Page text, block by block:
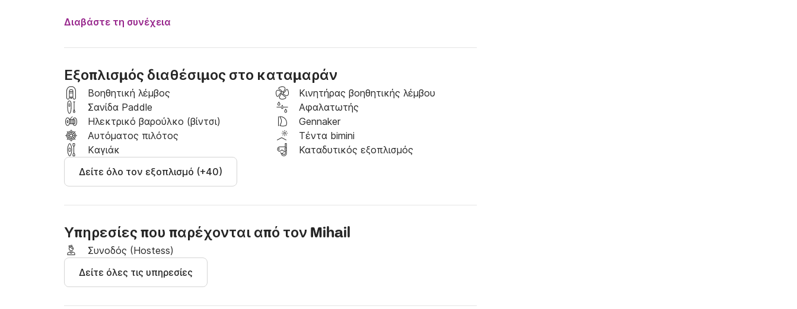
Αυτό το καλά ισορροπημένο καταμαράν φιλοξενεί έως και 8 άτομα σε 4 διπλές
πανοραμικά παράθυρα πλημμυρίζουν το σαλόνι με φυσικό φως, ενώ η απρόσκοπτη
Σχεδιασμένο για εύκολο χειρισμό, όλα τα χειριστήρια ιστιοπλοΐας είναι κεντρικά στο
τιμόνι, καθιστώντας το ιδανικό τόσο για έμπειρους ιστιοπλόους όσο και για αρχάριους.
Οι διπλοί κινητήρες, τα σταθερά κύτη και η βελτιστοποιημένη απόδοση των πανιών
εξασφαλίζουν μια ομαλή και ευχάριστη εμπειρία πλεύσης.
Ευρύχωρο, πρακτικό και αξιόπιστο, το Lucia 40 είναι ο τέλειος συνδυασμός άνεσης και
απόδοσης για αξέχαστες μέρες στη θάλασσα.
Κάντε κράτηση τώρα και ξεκινήστε την επόμενη ιστιοπλοϊκή σας περιπέτεια!
Διαβάστε τη συνέχεια
Εξοπλισμός διαθέσιμος στο καταμαράν
Βοηθητική λέμβος
Kινητήρας βοηθητικής λέμβου
Σανίδα Paddle
Αφαλατωτής
Ηλεκτρικό βαρούλκο (βίντσι)
Gennaker
Αυτόματος πιλότος
Τέντα bimini
Kαγιάκ
Καταδυτικός εξοπλισμός
Δείτε όλο τον εξοπλισμό (+40)
Υπηρεσίες που παρέχονται από τον Mihail
Συνοδός (Ηοstess)
Δείτε όλες τις υπηρεσίες